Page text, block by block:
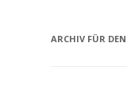
ARCHIV FÜR